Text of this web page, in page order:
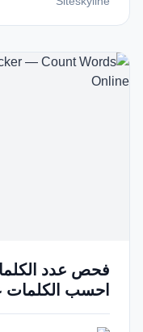
فحص عدد
احسب الكلمات